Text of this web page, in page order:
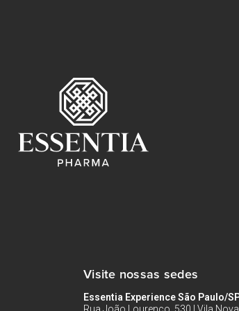
Visite nossas sedes
Essentia Experience São Paulo/